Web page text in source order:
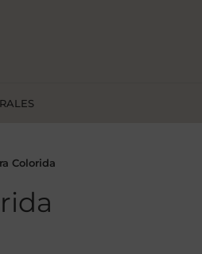
Colorida